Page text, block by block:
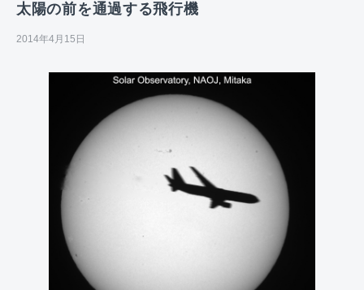
太陽の前を通過する飛行機
2014年4月15日